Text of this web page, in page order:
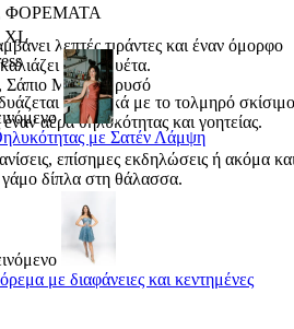
λεπτές τιράντες και έναν όμορφο
τη σιλουέτα.
αρμονικά με το τολμηρό σκίσιμο
αέρα θηλυκότητας και γοητείας.
επίσημες εκδηλώσεις ή ακόμα
γάμο δίπλα στη θάλασσα.
ΦΟΡΕΜΑΤΑ
XL
Σάπιο Μήλο, Χρυσό
με Σατέν Λάμψη
με διαφάνειες και κεντημένες